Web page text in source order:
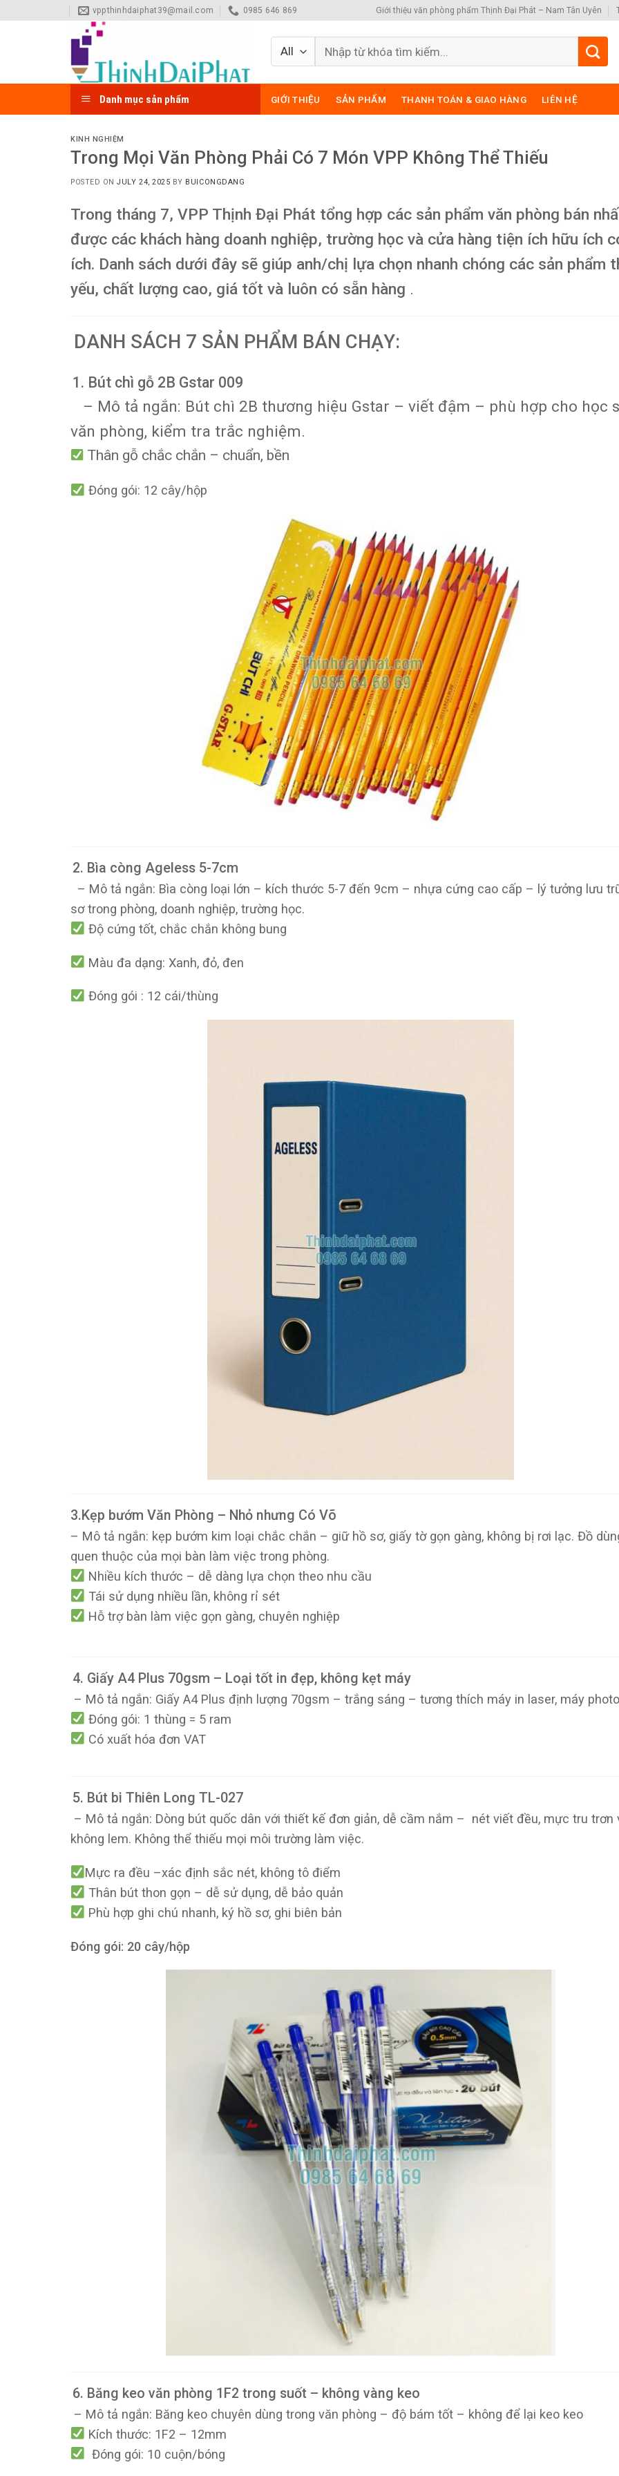
to
vppthinhdaiphat39@mail.com 0985 646 869 Giới thiệu văn phòng phẩm Thịnh Đại Phát – Nam Tân Uyên
Search
Danh mục sản phẩm GIỚI THIỆU SẢN PHẨM THANH TOÁN & GIAO HÀNG LIÊN HỆ
KINH NGHIỆM
Trong Mọi Văn Phòng Phải Có 7 Món VPP Không Thể Thiếu
POSTED ONJULY 24, 2025 BY BUICONGDANG
Trong tháng 7, VPP Thịnh Đại Phát tổng hợp các sản phẩm văn phòng bán
được các khách hàng doanh nghiệp, trường học và cửa hàng tiện ích hữu ích
ích. Danh sách dưới đây sẽ giúp anh/chị lựa chọn nhanh chóng các sản phẩm
yếu, chất lượng cao, giá tốt và luôn có sẵn hàng .
DANH SÁCH 7 SẢN PHẨM BÁN CHẠY:
1. Bút chì gỗ 2B Gstar 009
– Mô tả ngắn: Bút chì 2B thương hiệu Gstar – viết đậm – phù hợp cho học
văn phòng, kiểm tra trắc nghiệm.
Thân gỗ chắc chắn – chuẩn, bền
Đóng gói: 12 cây/hộp
2. Bìa còng Ageless 5-7cm
– Mô tả ngắn: Bìa còng loại lớn – kích thước 5-7 đến 9cm – nhựa cứng cao cấp – lý tưởng lưu
sơ trong phòng, doanh nghiệp, trường học.
Độ cứng tốt, chắc chắn không bung
Màu đa dạng: Xanh, đỏ, đen
Đóng gói : 12 cái/thùng
3.Kẹp bướm Văn Phòng – Nhỏ nhưng Có Võ
– Mô tả ngắn: kẹp bướm kim loại chắc chắn – giữ hồ sơ, giấy tờ gọn gàng, không bị rơi lạc. Đồ
quen thuộc của mọi bàn làm việc trong phòng.
Nhiều kích thước – dễ dàng lựa chọn theo nhu cầu
Tái sử dụng nhiều lần, không rỉ sét
Hỗ trợ bàn làm việc gọn gàng, chuyên nghiệp
4. Giấy A4 Plus 70gsm – Loại tốt in đẹp, không kẹt máy
– Mô tả ngắn: Giấy A4 Plus định lượng 70gsm – trắng sáng – tương thích máy in laser, máy
Đóng gói: 1 thùng = 5 ram
Có xuất hóa đơn VAT
5. Bút bi Thiên Long TL-027
– Mô tả ngắn: Dòng bút quốc dân với thiết kế đơn giản, dễ cầm nắm – nét viết đều, mực tru trơn
không lem. Không thể thiếu mọi môi trường làm việc.
Mực ra đều –xác định sắc nét, không tô điểm
Thân bút thon gọn – dễ sử dụng, dễ bảo quản
Phù hợp ghi chú nhanh, ký hồ sơ, ghi biên bản
Đóng gói: 20 cây/hộp
6. Băng keo văn phòng 1F2 trong suốt – không vàng keo
– Mô tả ngắn: Băng keo chuyên dùng trong văn phòng – độ bám tốt – không để lại keo keo
Kích thước: 1F2 – 12mm
Đóng gói: 10 cuộn/bóng